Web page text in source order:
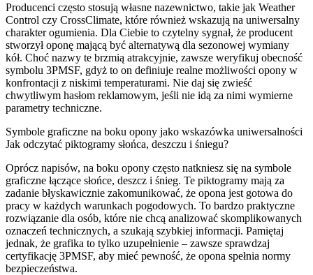
Producenci często stosują własne nazewnictwo, takie jak Weather
Control czy CrossClimate, które również wskazują na uniwersalny
charakter ogumienia. Dla Ciebie to czytelny sygnał, że producent
stworzył oponę mającą być alternatywą dla sezonowej wymiany
kół. Choć nazwy te brzmią atrakcyjnie, zawsze weryfikuj obecność
symbolu 3PMSF, gdyż to on definiuje realne możliwości opony w
konfrontacji z niskimi temperaturami. Nie daj się zwieść
chwytliwym hasłom reklamowym, jeśli nie idą za nimi wymierne
parametry techniczne.
Symbole graficzne na boku opony jako wskazówka uniwersalności
Jak odczytać piktogramy słońca, deszczu i śniegu?
Oprócz napisów, na boku opony często natkniesz się na symbole
graficzne łączące słońce, deszcz i śnieg. Te piktogramy mają za
zadanie błyskawicznie zakomunikować, że opona jest gotowa do
pracy w każdych warunkach pogodowych. To bardzo praktyczne
rozwiązanie dla osób, które nie chcą analizować skomplikowanych
oznaczeń technicznych, a szukają szybkiej informacji. Pamiętaj
jednak, że grafika to tylko uzupełnienie – zawsze sprawdzaj
certyfikację 3PMSF, aby mieć pewność, że opona spełnia normy
bezpieczeństwa.